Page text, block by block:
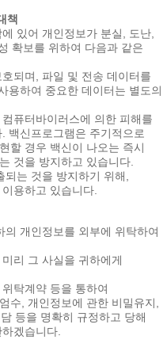
책
있어 개인정보가 분실, 도난,
확보를 위하여 다음과 같은
되며, 파일 및 전송 데이터를
용하여 중요한 데이터는 별도의
퓨터바이러스에 의한 피해를
백신프로그램은 주기적으로
할 경우 백신이 나오는 즉시
것을 방지하고 있습니다.
는 것을 방지하기 위해,
용하고 있습니다.
개인정보를 외부에 위탁하여
리 그 사실을 귀하에게
탁계약 등을 통하여
수, 개인정보에 관한 비밀유지,
등을 명확히 규정하고 당해
겠습니다.